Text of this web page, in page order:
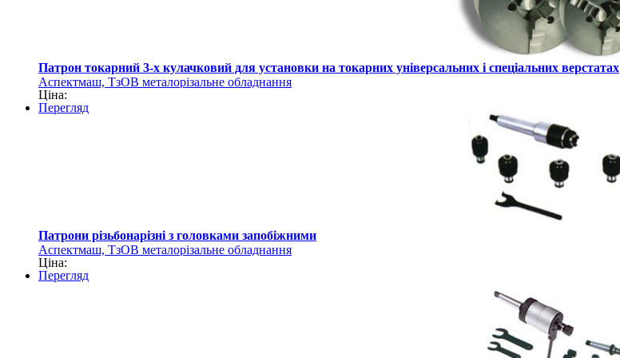
Патрон токарний 3-х кулачковий для установки на токарних універсальних і спеціальних верстатах
Аспектмаш, ТзОВ металорізальне обладнання
Ціна:
Перегляд
Патрони різьбонарізні з головками запобіжними
Аспектмаш, ТзОВ металорізальне обладнання
Ціна:
Перегляд